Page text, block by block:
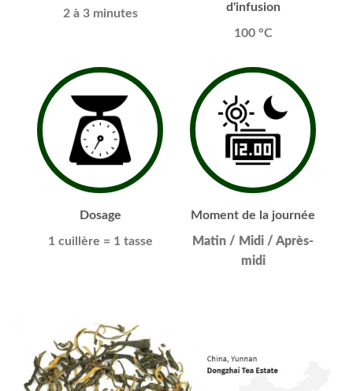
2 à 3 minutes
d'infusion
100 °C
Dosage
1 cuillère = 1 tasse
Moment de la journée
Matin / Midi / Après-
midi